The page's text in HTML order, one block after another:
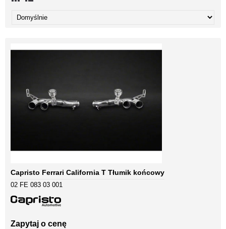
Capristo Ferrari California T Tłumik końcowy
02 FE 083 03 001
Zapytaj o cenę